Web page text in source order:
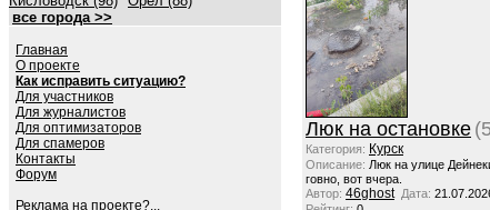
все города >>
Главная
О проекте
Как исправить ситуацию?
Для участников
Для журналистов
Для оптимизаторов
Для спамеров
Контакты
Форум
Реклама на проекте?...
Люк на остановке
Категория: Курск
Описание: Люк на улице
говно, вот вчера.
Автор: 46ghost Дата: